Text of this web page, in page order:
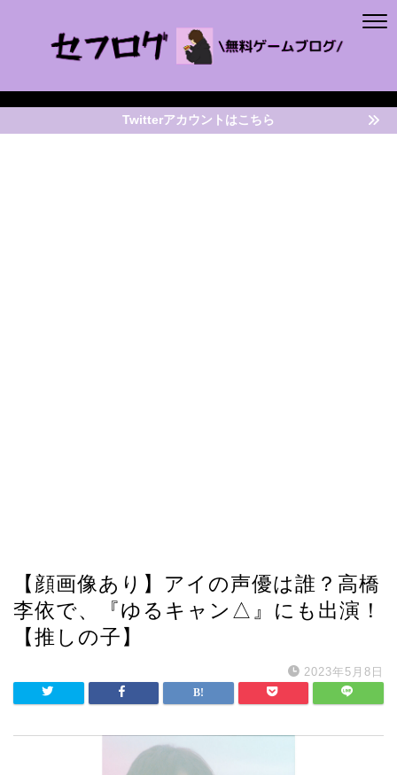
Twitterアカウントはこちら
【顔画像あり】アイの声優は誰？高橋
李依で、『ゆるキャン△』にも出演！
【推しの子】
2023年5月8日